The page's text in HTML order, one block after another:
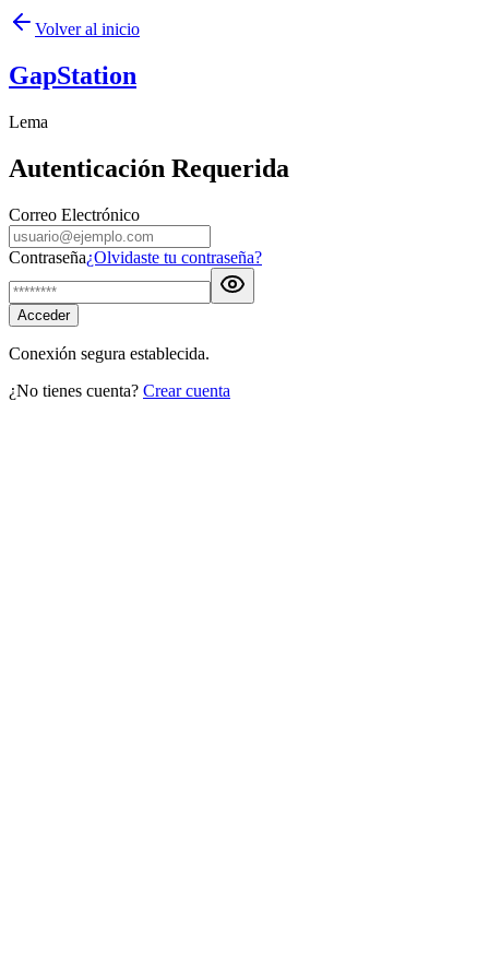
Volver al inicio
GapStation
Lema
Autenticación Requerida
Correo Electrónico
Contraseña¿Olvidaste tu contraseña?
Acceder
Conexión segura establecida.
¿No tienes cuenta? Crear cuenta